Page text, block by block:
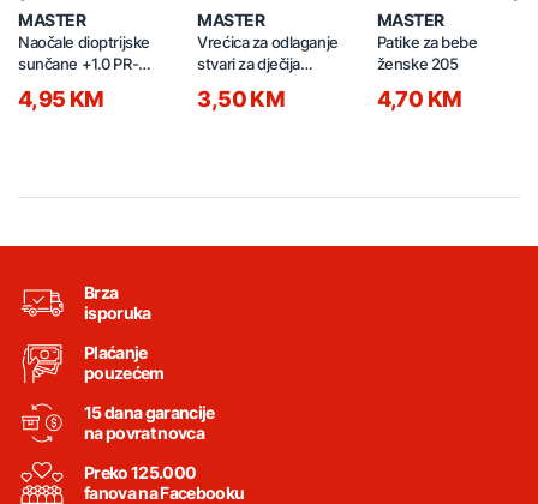
MASTER
Naočale dioptrijske
sunčane +1.0 PR-
4,95 KM
MASTER
Vrećica za odlaganje
stvari za dječija
3,50 KM
MASTER
Patike za bebe
ženske 205
4,70 KM
Previous
Brza
isporuka
Plaćanje
pouzećem
15 dana garancije
na povrat novca
Preko 125.000
fanova na Facebooku